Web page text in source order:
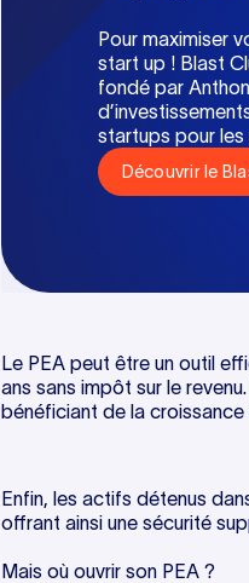
Pour maximiser
start up ! Blast
fondé par
startups pour les
Découvrir le
Le PEA peut être un outil
ans sans impôt sur le
bénéficiant de la
Enfin, les actifs détenus
offrant ainsi une sécurité
Mais où ouvrir son PEA ?